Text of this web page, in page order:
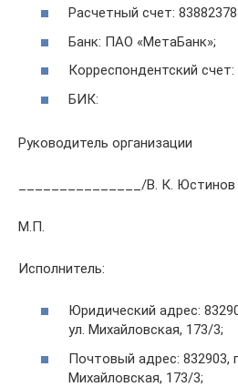
Расчетный счет:
Банк: ПАО «МетаБанк»;
Корреспондентский счет:
БИК:
Руководитель организации
_______________/В. К. Юстинов
М.П.
Исполнитель:
Юридический адрес:
ул. Михайловская, 173/3;
Почтовый адрес: 832903,
Михайловская, 173/3;